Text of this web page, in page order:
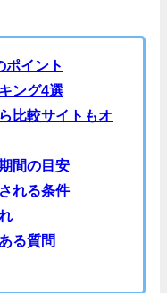
ポイント
ング4選
比較サイトもオ
間の目安
れる条件
る質問